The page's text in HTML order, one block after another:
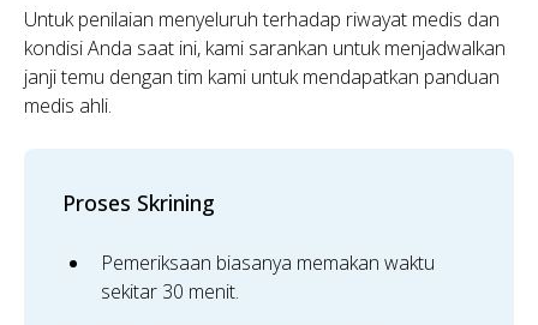
Untuk penilaian menyeluruh terhadap riwayat medis dan
kondisi Anda saat ini, kami sarankan untuk menjadwalkan
janji temu dengan tim kami untuk mendapatkan panduan
medis ahli.
Proses Skrining
Pemeriksaan biasanya memakan waktu
sekitar 30 menit.